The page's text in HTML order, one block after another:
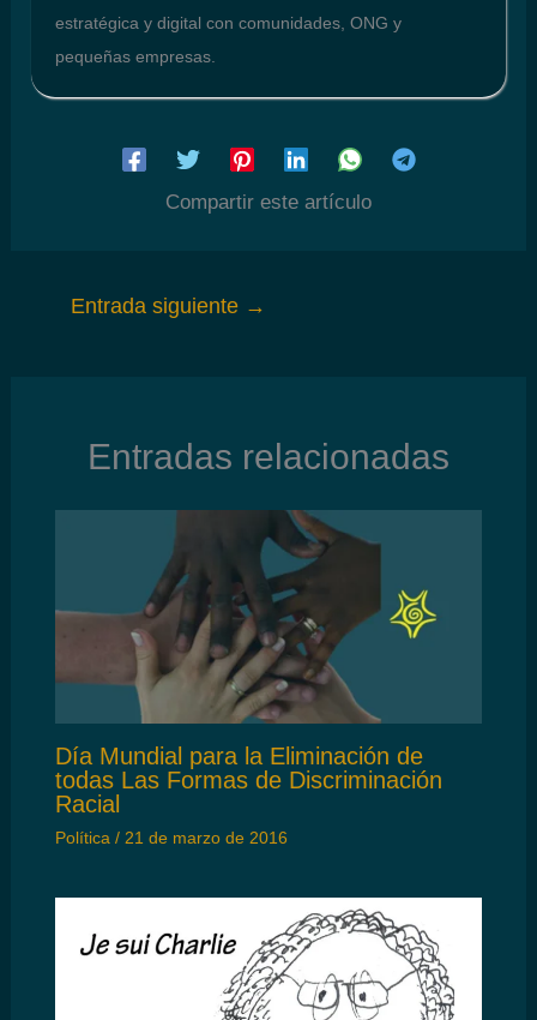
estratégica y digital con comunidades, ONG y
pequeñas empresas.
Compartir este artículo
Entrada siguiente →
Entradas relacionadas
Día Mundial para la Eliminación de
todas Las Formas de Discriminación
Racial
Política/ 21 de marzo de 2016